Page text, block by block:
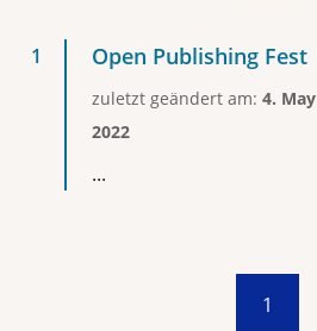
Open Publishing Fest
zuletzt geändert am: 4. May
2022
...
1